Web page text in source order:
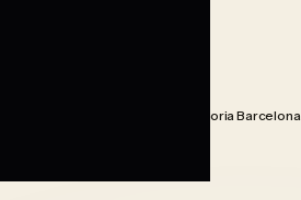
Diseno Web Asesoria Gestoria Barcelona